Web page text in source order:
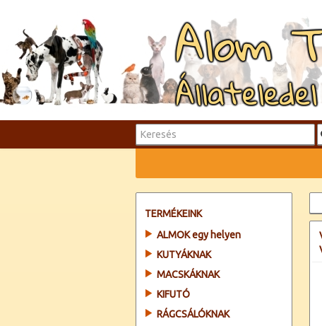
Alom
TERMÉKEINK
ALMOK egy helyen
KUTYÁKNAK
MACSKÁKNAK
KIFUTÓ
RÁGCSÁLÓKNAK